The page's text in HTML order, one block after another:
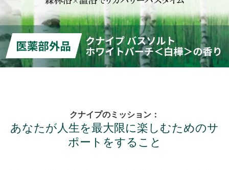
クナイプのミッション：
あなたが人生を最大限に楽しむためのサ
ポートをすること